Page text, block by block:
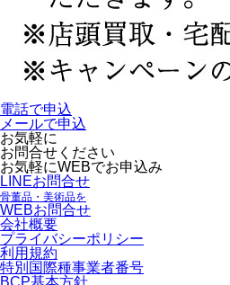
電話で申込
メールで申込
お気軽に
お問合せください
お気軽にWEBでお申込み
LINEお問合せ
骨董品・美術品を
WEBお問合せ
会社概要
プライバシーポリシー
利用規約
特別国際種事業者番号
BCP基本方針